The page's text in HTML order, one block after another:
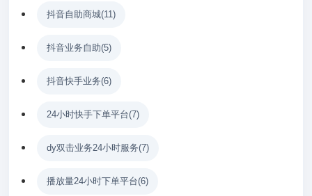
抖音自助商城(11)
抖音业务自助(5)
抖音快手业务(6)
24小时快手下单平台(7)
dy双击业务24小时服务(7)
播放量24小时下单平台(6)